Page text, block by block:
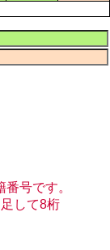
号です。
して8桁